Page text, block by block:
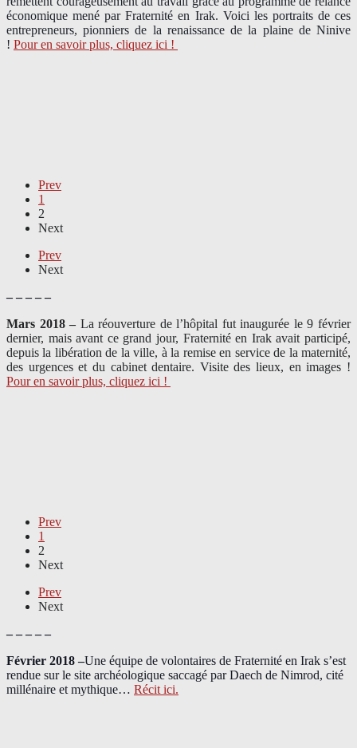
économique mené par Fraternité en Irak. Voici les portraits de ces
entrepreneurs, pionniers de la renaissance de la plaine de Ninive
! Pour en savoir plus, cliquez ici !
Prev
1
2
Next
Prev
Next
– – – – –
Mars 2018 – La réouverture de l’hôpital fut inaugurée le 9 février
dernier, mais avant ce grand jour, Fraternité en Irak avait participé,
depuis la libération de la ville, à la remise en service de la maternité,
des urgences et du cabinet dentaire. Visite des lieux, en images !
Pour en savoir plus, cliquez ici !
Prev
1
2
Next
Prev
Next
– – – – –
Février 2018 –Une équipe de volontaires de Fraternité en Irak s’est
rendue sur le site archéologique saccagé par Daech de Nimrod, cité
millénaire et mythique… Récit ici.